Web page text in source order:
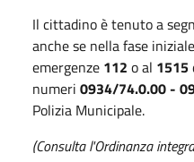
Il cittadino è tenuto a
anche se nella fase
emergenze 112 o al 1515
numeri 0934/74.0.00 -
Polizia Municipale.
(Consulta l'Ordinanza